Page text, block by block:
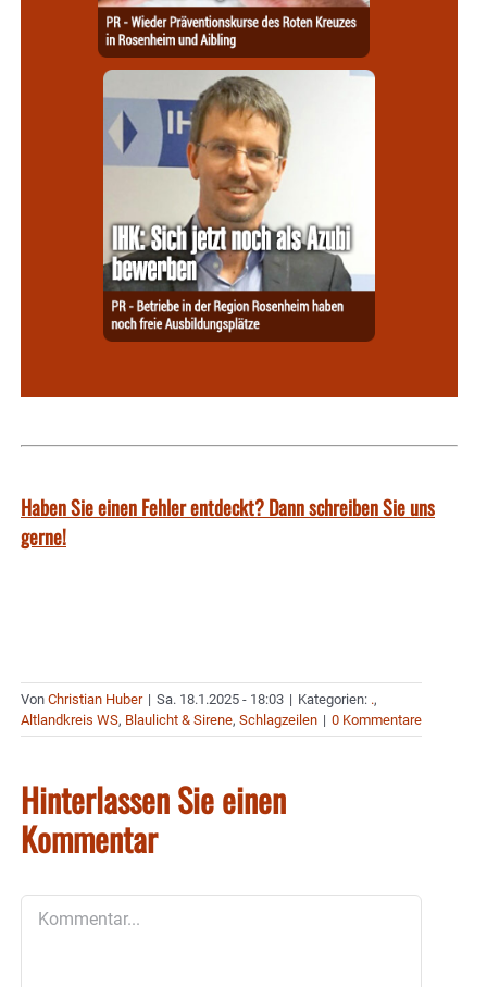
Haben Sie einen Fehler entdeckt? Dann schreiben Sie uns
gerne!
Von Christian Huber | Sa. 18.1.2025 - 18:03 | Kategorien: .,
Altlandkreis WS, Blaulicht & Sirene, Schlagzeilen | 0 Kommentare
Hinterlassen Sie einen
Kommentar